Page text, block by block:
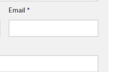
Email *